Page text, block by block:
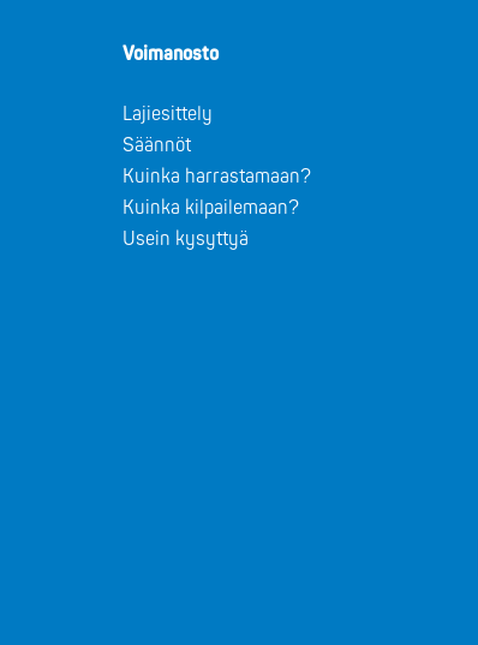
Voimanosto
Lajiesittely
Säännöt
Kuinka harrastamaan?
Kuinka kilpailemaan?
Usein kysyttyä